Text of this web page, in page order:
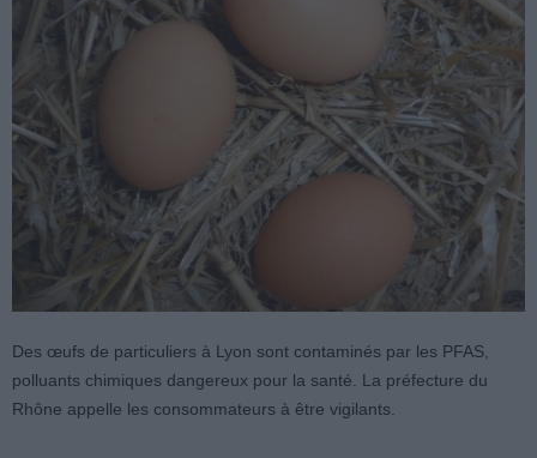
Des œufs de particuliers à Lyon sont contaminés par les PFAS,
polluants chimiques dangereux pour la santé. La préfecture du
Rhône appelle les consommateurs à être vigilants.